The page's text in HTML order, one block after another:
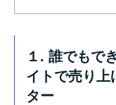
１. 誰でもで
イトで売り上
ター